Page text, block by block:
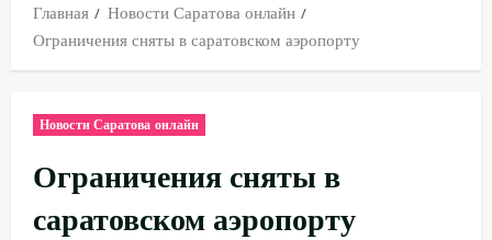
Главная
Новости Саратова онлайн
Ограничения сняты в саратовском аэропорту
Новости Саратова онлайн
Ограничения сняты в
саратовском аэропорту